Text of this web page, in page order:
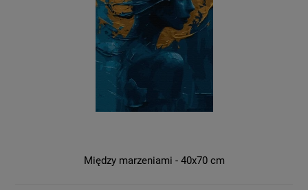
Między marzeniami - 40x70 cm